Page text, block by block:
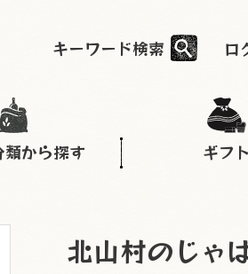
キーワード検索 ロ
類から探す ギフト
北山村のじゃ